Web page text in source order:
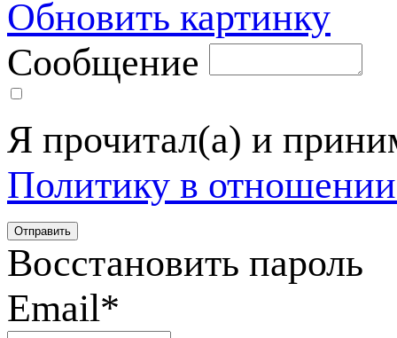
Обновить картинку
Сообщение
Я прочитал(а) и
Политику в
Восстановить пароль
Email*